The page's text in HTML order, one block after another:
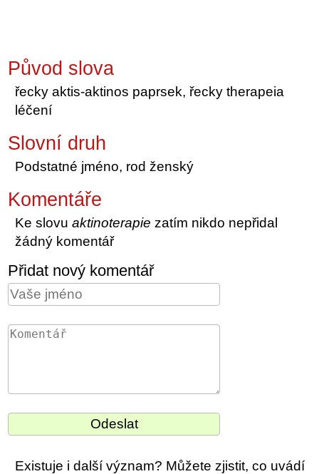
Původ slova
řecky aktis-aktinos paprsek, řecky therapeia
léčení
Slovní druh
Podstatné jméno, rod ženský
Komentáře
Ke slovuaktinoterapie zatím nikdo nepřidal
žádný komentář
Přidat nový komentář
Existuje i další význam? Můžete zjistit, co uvádí